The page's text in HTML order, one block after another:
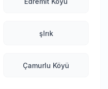
şIrık
Çamurlu Köyü